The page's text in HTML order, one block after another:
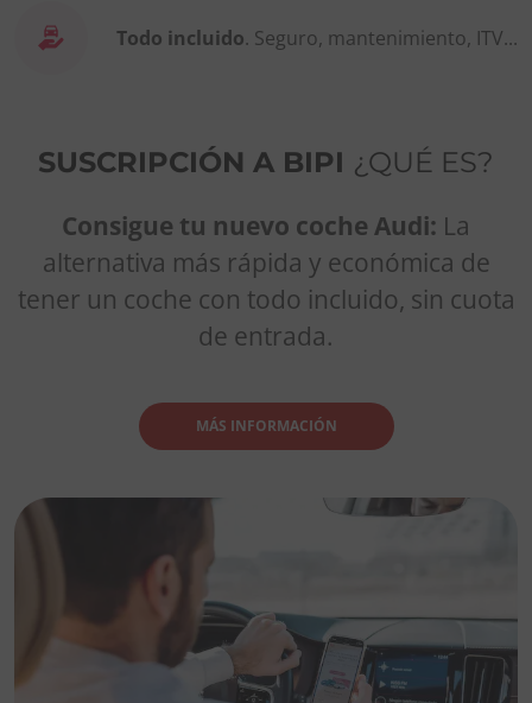
Todo incluido. Seguro, mantenimiento, ITV...
SUSCRIPCIÓN A BIPI ¿QUÉ ES?
Consigue tu nuevo coche Audi: La
alternativa más rápida y económica de
tener un coche con todo incluido, sin cuota
de entrada.
MÁS INFORMACIÓN